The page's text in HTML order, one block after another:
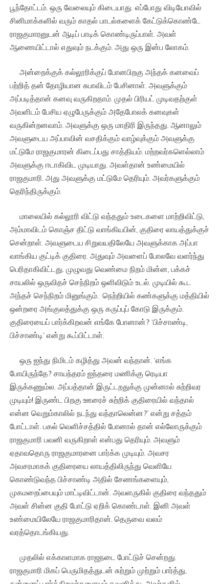
பூந்தோட்டம். ஒரு வேலையும் கிடையாது. எப்போது விடியோவில்
சினிமாக்களில் வரும் காதல் பாடல்களைக் கேட்டுக்கொண்டே
ராஜகுமாரனுடன் ஆடிப் பாடிக் கொண்டிருப்பாள். அவள்
ஆணையிட்டால் எதுவும் நடக்கும். அது ஒரு இன்ப லோகம்.
அன்றைக்குக் கல்லூரிக்குப் போனபிறகு அந்தக் கனவைப்
பற்றித் தன் தோழியான சுபாவிடம் பேசினாள். அவளுக்கும்
அப்படித்தான் கனவு வருகிறதாம். முதல் பிரியட் முடிவதற்குள்
அவளிடம் பேசிய ஏழுபேருக்கும் அதேபோலக் கனவுகள்
வருகின்றனவாம். அவளுக்கு ஒரு மாதிரி இருந்தது. ஆனாலும்
அவளுடைய அப்பாவின் வசதிக்கும் வாழ்வுக்கும் அவளுக்கு
மட்டுமே ராஜகுமாரன் கிடைப்பது சாத்தியம். மற்றவர்களெல்லாம்
அவளுக்கு ஈடாகிவிட முடியாது. அவள்தான் உண்மையில்
ராஜகுமாரி. அது அவளுக்கு மட்டுமே தெரியும். அவர்களுக்கும்
தெரிந்திருக்கும்.
மாலையில் கல்லூரி விட்டு வந்ததும் உடைகளை மாற்றிவிட்டு,
அம்மாவிடம் கொஞ்ச திட்டு வாங்கியபின், குதிரை லாயத்துக்குச்
சென்றாள். அவளுடைய சிறுவயதிலேயே அவளுக்காக அப்பா
வாங்கிய குட்டிக் குதிரை. அதுவும் அவளைப் போலவே வளர்ந்து
பெரிதாகிவிட்டது. முழுவது வெண்மை நிறம் மின்ன, பக்கச்
சாயலில் ஒருவிதச் செந்நிறம் ஒளிவிடும் உடல். முடியில் கூட
அந்தச் செந்நிறம் மினுங்கும். நெற்றியில் கண்களுக்கு மத்தியில்
ஒன்றரை அங்குலத்துக்கு ஒரு கருப்புப் கோடு இருக்கும்.
குதிரையைப் பார்க்கிறவன் எங்கே போனான்? ‘பிச்சாண்டி,
பிச்சாண்டி’ என்று கூப்பிட்டாள்.
ஒரு ஐந்து நிமிடம் கழித்து அவன் வந்தான். ‘எங்க
போயிருந்தே? சாயந்தரம் ஐந்தரை மணிக்கு ரெடியா
இருக்கணும்ல. அப்பத்தான் இருட்டறதுக்கு முன்னால் சுற்றிவர
முடியும்! இருண்ட பிறகு ஊரைச் சுற்றிக் குதிரையில் வந்தால்
என்ன வெறும்காலில் நடந்து வந்தாலென்ன?’ என்று சத்தம்
போட்டாள். பகல் வெளிச்சத்தில் போனால் தான் எல்லோருக்கும்
ராஜகுமாரி பவனி வருகிறாள் என்பது தெரியும். அவளும்
ஏதாவதொரு ராஜகுமாரனை பார்க்க முடியும். அவசர
அவசரமாகக் குதிரையை லாயத்திலிருந்து வெளியே
கொண்டுவந்த பிச்சாண்டி அதில் சேணங்களையும்,
முகமறைப்பையும் மாட்டிவிட்டான். அவளருகில் குதிரை வந்ததும்
அவள் சின்ன குதி போட்டு ஏறிக் கொண்டாள். இனி அவள்
உண்மையிலேயே ராஜகுமாரிதான். தெருவை வலம்
வரத்தொடங்கியது.
முதலில் எக்காளமாக ராஜநடை போட்டுச் சென்றது.
ராஜகுமாரி மிகப் பெருமிதத்துடன் சுற்றும் முற்றும் பார்த்து,